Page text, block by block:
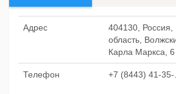
Адрес
404130, Россия,
область,
Карла Маркса, 6
Телефон +7 (8443) 41-35-...